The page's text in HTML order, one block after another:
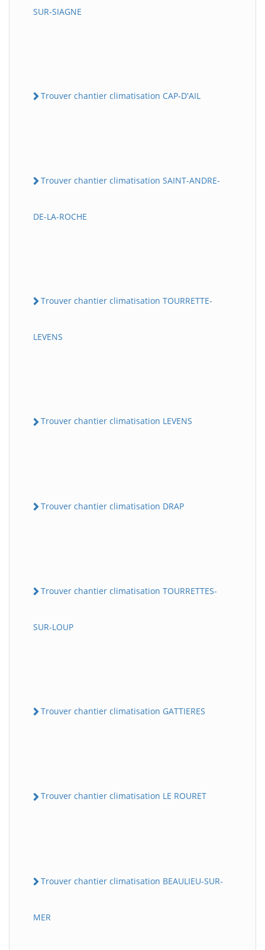
SUR-SIAGNE
Trouver chantier climatisation CAP-D'AIL
Trouver chantier climatisation SAINT-ANDRE-
DE-LA-ROCHE
Trouver chantier climatisation TOURRETTE-
LEVENS
Trouver chantier climatisation LEVENS
Trouver chantier climatisation DRAP
Trouver chantier climatisation TOURRETTES-
SUR-LOUP
Trouver chantier climatisation GATTIERES
Trouver chantier climatisation LE ROURET
Trouver chantier climatisation BEAULIEU-SUR-
MER